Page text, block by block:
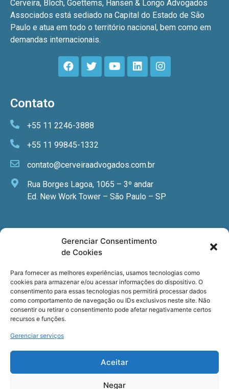
Gerenciar Consentimento
de Cookies
Para fornecer as melhores experiências, usamos tecnologias como
cookies para armazenar e/ou acessar informações do dispositivo. O
consentimento para essas tecnologias nos permitirá processar dados
como comportamento de navegação ou IDs exclusivos neste site. Não
consentir ou retirar o consentimento pode afetar negativamente certos
recursos e funções.
Gerenciar serviços
Aceitar
Negar
Cerveira, Bloch, Goettems, Hansen & Longo Advogados
Associados está sediado na Capital do Estado de São
Paulo e atua em todo o território nacional, bem como em
demandas internacionais.
Contato
+55 11 2246-3888
+55 11 99845-1332
contato@cerveiraadvogados.com.br
Rua Borges Lagoa, 1065 – 3º andar
Ed. New Work Tower – São Paulo – SP
Newsletter
especializadas, cursos e eventos?
Registre seu email.
Termos de usoe aPolítica de privacidade